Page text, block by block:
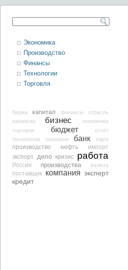
Экономика
Производство
Финансы
Технологии
Торговля
биржа капитал финансы
отрасль
вакансии
бизнес
экономика
торговля
бюджет
отчёт
технологии
экономия банк торги
производство нефть импорт
экспорт дело кризис работа
Россия производства
валюта
поставщик
компания эксперт
кредит